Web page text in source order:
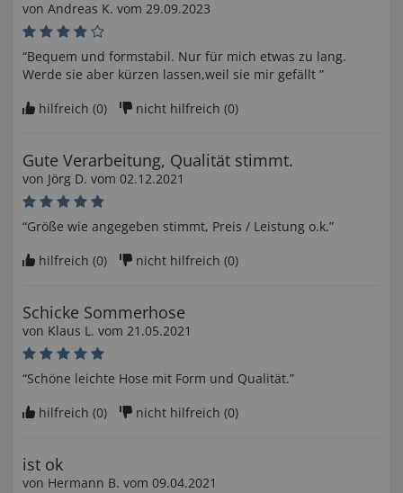
von Andreas K. vom 29.09.2023
“Bequem und formstabil. Nur für mich etwas zu lang.
Werde sie aber kürzen lassen,weil sie mir gefällt ”
hilfreich (0) nicht hilfreich (0)
Gute Verarbeitung, Qualität stimmt.
von Jörg D. vom 02.12.2021
“Größe wie angegeben stimmt, Preis / Leistung o.k.”
hilfreich (0) nicht hilfreich (0)
Schicke Sommerhose
von Klaus L. vom 21.05.2021
“Schöne leichte Hose mit Form und Qualität.”
hilfreich (0) nicht hilfreich (0)
ist ok
von Hermann B. vom 09.04.2021